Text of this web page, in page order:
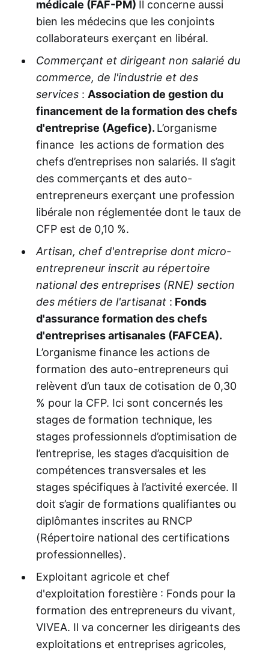
médicale (FAF-PM) Il concerne aussi
bien les médecins que les conjoints
collaborateurs exerçant en libéral.
Commerçant et dirigeant non salarié du
commerce, de l'industrie et des
services: Association de gestion du
financement de la formation des chefs
d'entreprise (Agefice). L’organisme
finance les actions de formation des
chefs d’entreprises non salariés. Il s’agit
des commerçants et des auto-
entrepreneurs exerçant une profession
libérale non réglementée dont le taux de
CFP est de 0,10 %.
Artisan, chef d'entreprise dont micro-
entrepreneur inscrit au répertoire
national des entreprises (RNE) section
des métiers de l'artisanat : Fonds
d'assurance formation des chefs
d'entreprises artisanales (FAFCEA).
L’organisme finance les actions de
formation des auto-entrepreneurs qui
relèvent d’un taux de cotisation de 0,30
% pour la CFP. Ici sont concernés les
stages de formation technique, les
stages professionnels d’optimisation de
l’entreprise, les stages d’acquisition de
compétences transversales et les
stages spécifiques à l’activité exercée. Il
doit s’agir de formations qualifiantes ou
diplômantes inscrites au RNCP
(Répertoire national des certifications
professionnelles).
Exploitant agricole et chef
d'exploitation forestière : Fonds pour la
formation des entrepreneurs du vivant,
VIVEA. Il va concerner les dirigeants des
exploitations et entreprises agricoles,